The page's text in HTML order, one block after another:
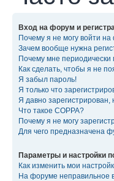
Вход на форум и
Почему я не могу войти
Зачем вообще нужна
Почему мне периодически
Как сделать, чтобы я не
Я забыл пароль!
Я только что
Я давно
Что такое COPPA?
Почему я не могу
Для чего предназначена
Параметры и настройки
Как изменить мои
На форуме неправильное